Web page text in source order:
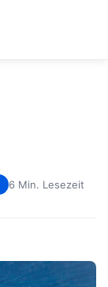
6 Min. Lesezeit